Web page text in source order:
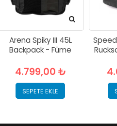
Arena Spiky III 45L
Backpack - Füme
4.799,00 ₺
SEPETE EKLE